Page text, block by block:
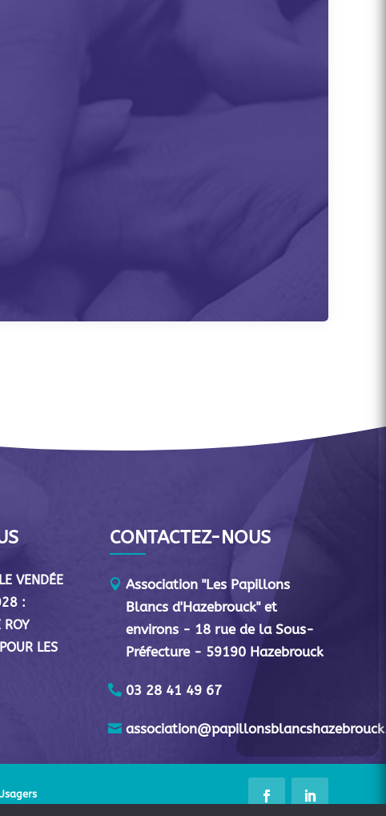
VENDÉE
:
ROY
LES
CONTACTEZ-NOUS
Association "Les Papillons
Blancs d'Hazebrouck" et
environs - 18 rue de la Sous-
Préfecture - 59190 Hazebrouck
03 28 41 49 67